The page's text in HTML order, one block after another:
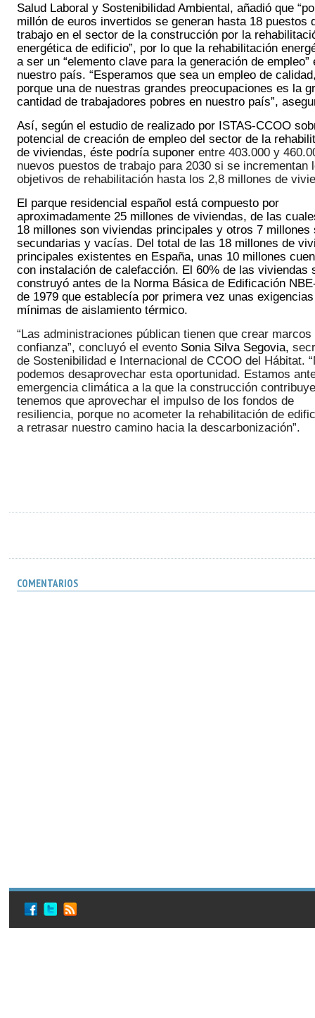
Salud Laboral y Sostenibilidad Ambiental, añadió que
millón de euros invertidos se generan hasta 18 puestos
trabajo en el sector de la construcción por la
energética de edificio”, por lo que la rehabilitación
a ser un “elemento clave para la generación de empleo”
nuestro país. “Esperamos que sea un empleo de
porque una de nuestras grandes preocupaciones es la
cantidad de trabajadores pobres en nuestro país”,
Así, según el estudio de realizado por ISTAS-CCOO
potencial de creación de empleo del sector de la
de viviendas, éste podría suponer entre 403.000 y
nuevos puestos de trabajo para 2030 si se incrementan
objetivos de rehabilitación hasta los 2,8 millones de
El parque residencial español está compuesto por
aproximadamente 25 millones de viviendas, de las
18 millones son viviendas principales y otros 7 millones
secundarias y vacías. Del total de las 18 millones de
principales existentes en España, unas 10 millones
con instalación de calefacción. El 60% de las viviendas
construyó antes de la Norma Básica de Edificación
de 1979 que establecía por primera vez unas exigencias
mínimas de aislamiento térmico.
“Las administraciones públican tienen que crear marcos
confianza”, concluyó el evento Sonia Silva Segovia,
de Sostenibilidad e Internacional de CCOO del Hábitat.
podemos desaprovechar esta oportunidad. Estamos
emergencia climática a la que la construcción
tenemos que aprovechar el impulso de los fondos de
resiliencia, porque no acometer la rehabilitación de
a retrasar nuestro camino hacia la descarbonización”.
COMENTARIOS